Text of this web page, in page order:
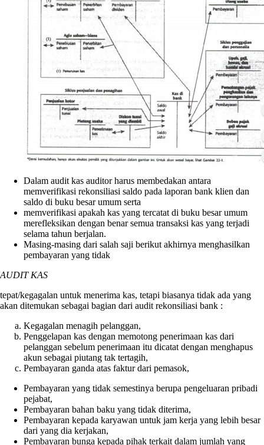
Dalam audit kas auditor harus membedakan antara
memverifikasi rekonsiliasi saldo pada laporan bank klien dan
saldo di buku besar umum serta
memverifikasi apakah kas yang tercatat di buku besar umum
merefleksikan dengan benar semua transaksi kas yang terjadi
selama tahun berjalan.
Masing-masing dari salah saji berikut akhirnya menghasilkan
pembayaran yang tidak
AUDIT KAS
tepat/kegagalan untuk menerima kas, tetapi biasanya tidak ada yang
akan ditemukan sebagai bagian dari audit rekonsiliasi bank :
Kegagalan menagih pelanggan,
Penggelapan kas dengan memotong penerimaan kas dari
pelanggan sebelum penerimaan itu dicatat dengan menghapus
akun sebagai piutang tak tertagih,
Pembayaran ganda atas faktur dari pemasok,
Pembayaran yang tidak semestinya berupa pengeluaran pribadi
pejabat,
Pembayaran bahan baku yang tidak diterima,
Pembayaran kepada karyawan untuk jam kerja yang lebih besar
dari yang dia kerjakan,
Pembayaran bunga kepada pihak terkait dalam jumlah yang